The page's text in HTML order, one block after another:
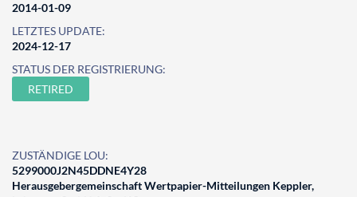
2014-01-09
LETZTES UPDATE:
2024-12-17
STATUS DER REGISTRIERUNG:
RETIRED
ZUSTÄNDIGE LOU:
5299000J2N45DDNE4Y28
Herausgebergemeinschaft Wertpapier-Mitteilungen Keppler,